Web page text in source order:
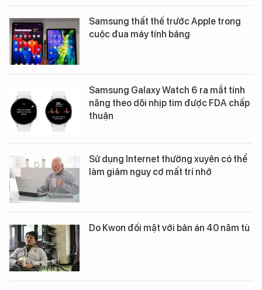
Samsung thất thế trước Apple trong
cuộc đua máy tính bảng
Samsung Galaxy Watch 6 ra mắt tính
năng theo dõi nhịp tim được FDA chấp
thuận
Sử dụng Internet thường xuyên có thể
làm giảm nguy cơ mất trí nhớ
Do Kwon đối mặt với bản án 40 năm tù